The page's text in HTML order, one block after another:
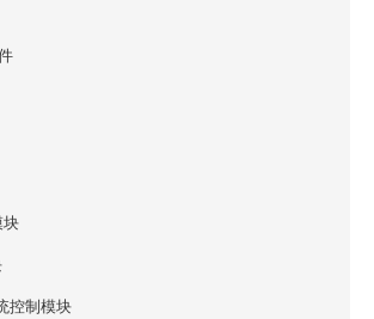
块
控制模块